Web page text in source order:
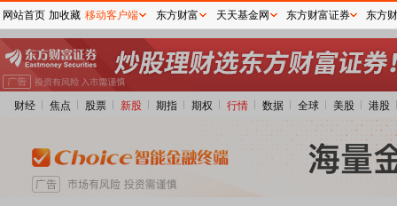
财经 焦点 股票 新股 期指 期权 行情 数据 全球 美股 港股
网站首页 加收藏 移动客户端 东方财富 天天基金网 东方财富证券 东方